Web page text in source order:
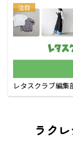
注目
レタスクラブ編集
ラク